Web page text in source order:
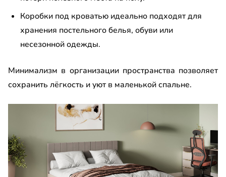
Коробки под кроватью идеально подходят для
хранения постельного белья, обуви или
несезонной одежды.
Минимализм в организации пространства позволяет
сохранить лёгкость и уют в маленькой спальне.